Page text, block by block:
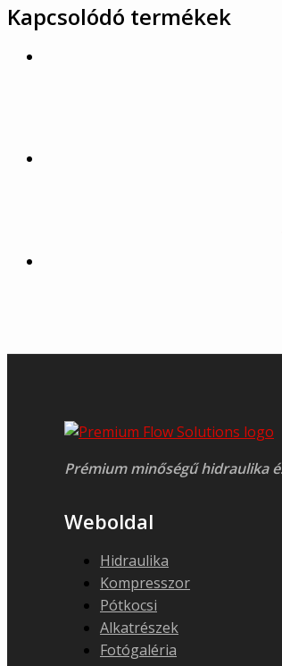
Kapcsolódó termékek
Prémium minőségű hidraulika
Weboldal
Hidraulika
Kompresszor
Pótkocsi
Alkatrészek
Fotógaléria